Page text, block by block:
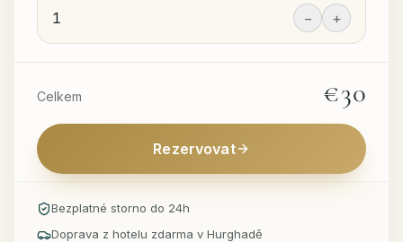
− +
Celkem €30
Rezervovat
Bezplatné storno do 24h
Doprava z hotelu zdarma v Hurghadě